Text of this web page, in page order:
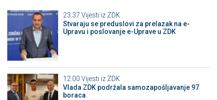
23:37 Vijesti iz ZDK
Stvaraju se preduslovi za prelazak na e-
Upravu i poslovanje e-Uprave u ZDK
12:00 Vijesti iz ZDK
Vlada ZDK podržala samozapošljavanje 97
boraca